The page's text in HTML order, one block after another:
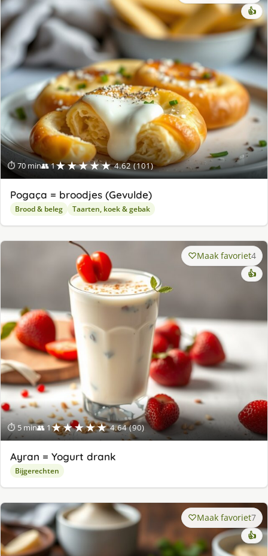
⏱ 70 min👥 1★★★★★ 4.62 (101)
👍
Pogaça = broodjes (Gevulde)
Brood & beleg Taarten, koek & gebak
⏱ 5 min👥 1★★★★★ 4.64 (90)
Maak favoriet4
👍
Ayran = Yogurt drank
Bijgerechten
Maak favoriet7
👍